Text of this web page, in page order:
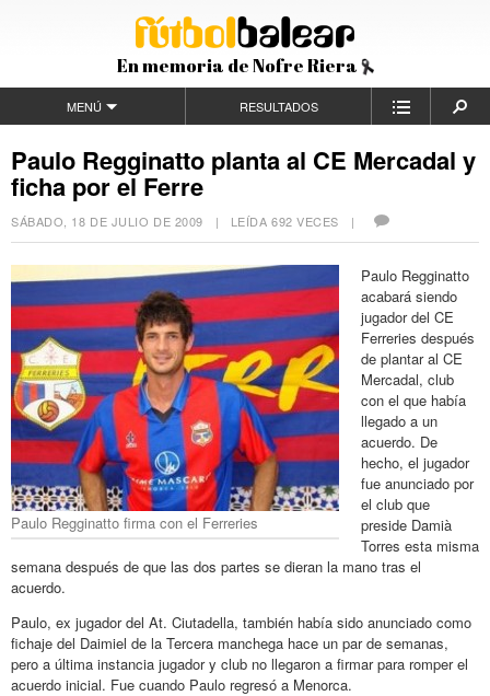
En memoria de Nofre Riera
MENÚ RESULTADOS
Paulo Regginatto planta al CE Mercadal y
ficha por el Ferre
SÁBADO, 18 DE JULIO DE 2009 | LEÍDA 692 VECES |
Paulo Regginatto firma con el Ferreries
Paulo Regginatto
acabará siendo
jugador del CE
Ferreries después
de plantar al CE
Mercadal, club
con el que había
llegado a un
acuerdo. De
hecho, el jugador
fue anunciado por
el club que
preside Damià
Torres esta misma
semana después de que las dos partes se dieran la mano tras el
acuerdo.
Paulo, ex jugador del At. Ciutadella, también había sido anunciado como
fichaje del Daimiel de la Tercera manchega hace un par de semanas,
pero a última instancia jugador y club no llegaron a firmar para romper el
acuerdo inicial. Fue cuando Paulo regresó a Menorca.